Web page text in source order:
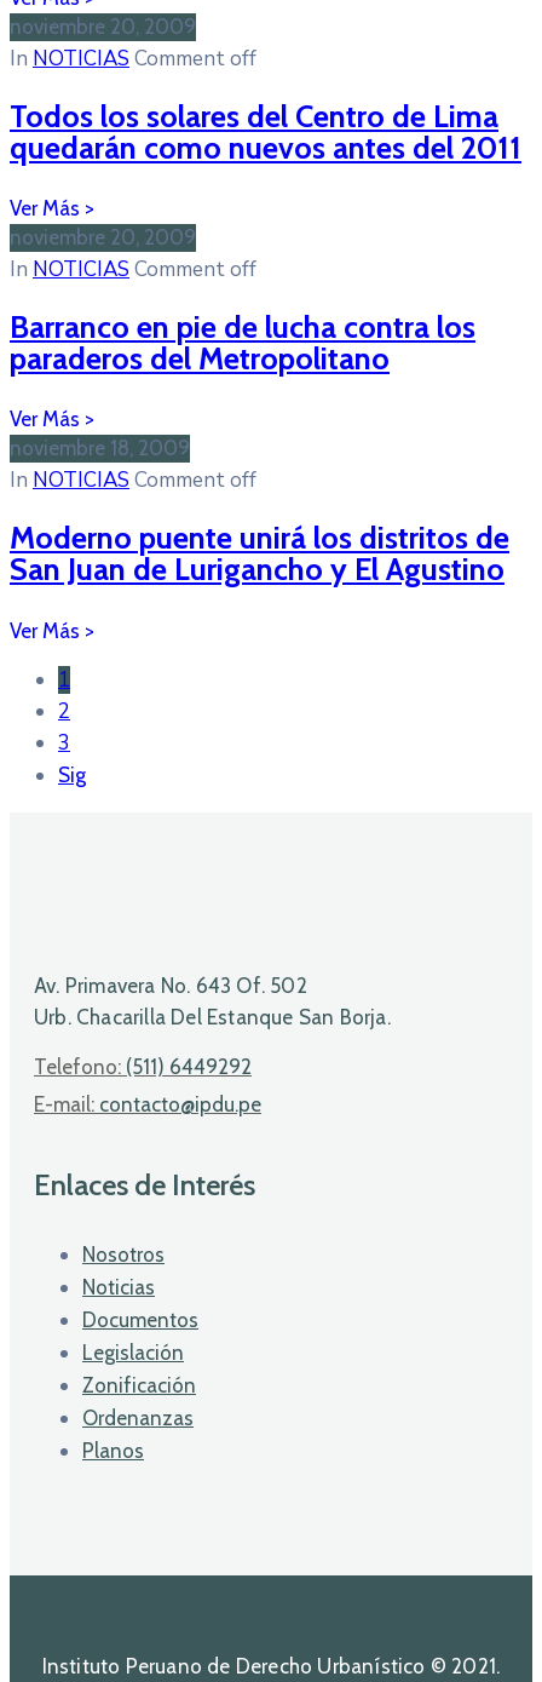
noviembre 20, 2009
In NOTICIAS Comment off
Todos los solares del Centro de Lima
quedarán como nuevos antes del 2011
noviembre 20, 2009
In NOTICIAS Comment off
Barranco en pie de lucha contra los
paraderos del Metropolitano
noviembre 18, 2009
In NOTICIAS Comment off
Moderno puente unirá los distritos de
San Juan de Lurigancho y El Agustino
1
2
3
Sig
Av. Primavera No. 643 Of. 502
Urb. Chacarilla Del Estanque San Borja.
Telefono: (511) 6449292
E-mail: contacto@ipdu.pe
Enlaces de Interés
Nosotros
Noticias
Documentos
Legislación
Zonificación
Ordenanzas
Planos
Instituto Peruano de Derecho Urbanístico © 2021.